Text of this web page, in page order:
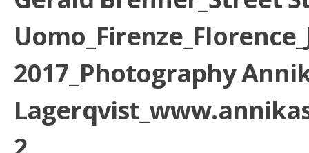
2017_Photography